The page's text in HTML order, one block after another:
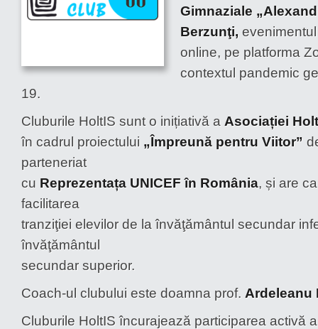
Gimnaziale
Berzunţi,
online, pe platforma
contextul pandemic
19.
Cluburile HoltIS sunt o inițiativă a Asociației
în cadrul proiectului „Împreună pentru Viitor”
parteneriat
cu Reprezentața UNICEF în România, și are
facilitarea
tranziţiei elevilor de la învăţământul secundar
învăţământul
secundar superior.
Coach-ul clubului este doamna prof. Ardeleanu
Cluburile HoltIS încurajează participarea activă